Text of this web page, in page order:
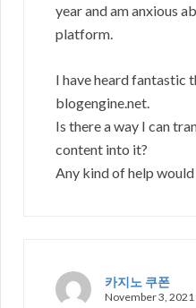
year and am anxious
platform.
I have heard fantastic
blogengine.net.
Is there a way I can
content into it?
Any kind of help
카지노 쿠폰
November 3, 2021